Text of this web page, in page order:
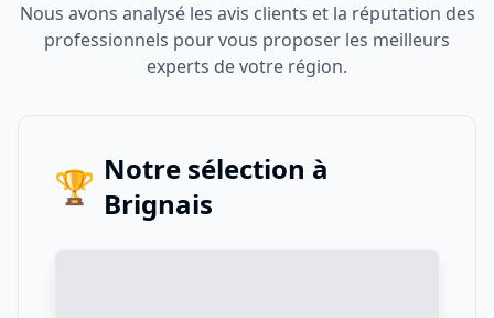
Nous avons analysé les avis clients et la réputation des
professionnels pour vous proposer les meilleurs
experts de votre région.
🏆 Notre sélection à
Brignais